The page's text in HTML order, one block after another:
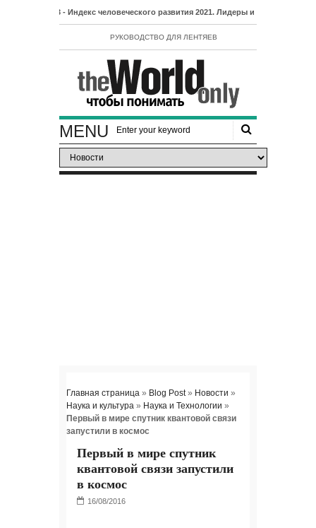
- Индекс человеческого развития 2021. Лидеры и аутсайдеры
РУКОВОДСТВО ДЛЯ ЛЕНТЯЕВ
MENU
Главная страница » Blog Post» Новости »
Наука и культура » Наука и Технологии »
Первый в мире спутник квантовой связи
запустили в космос
Первый в мире спутник
квантовой связи запустили
в космос